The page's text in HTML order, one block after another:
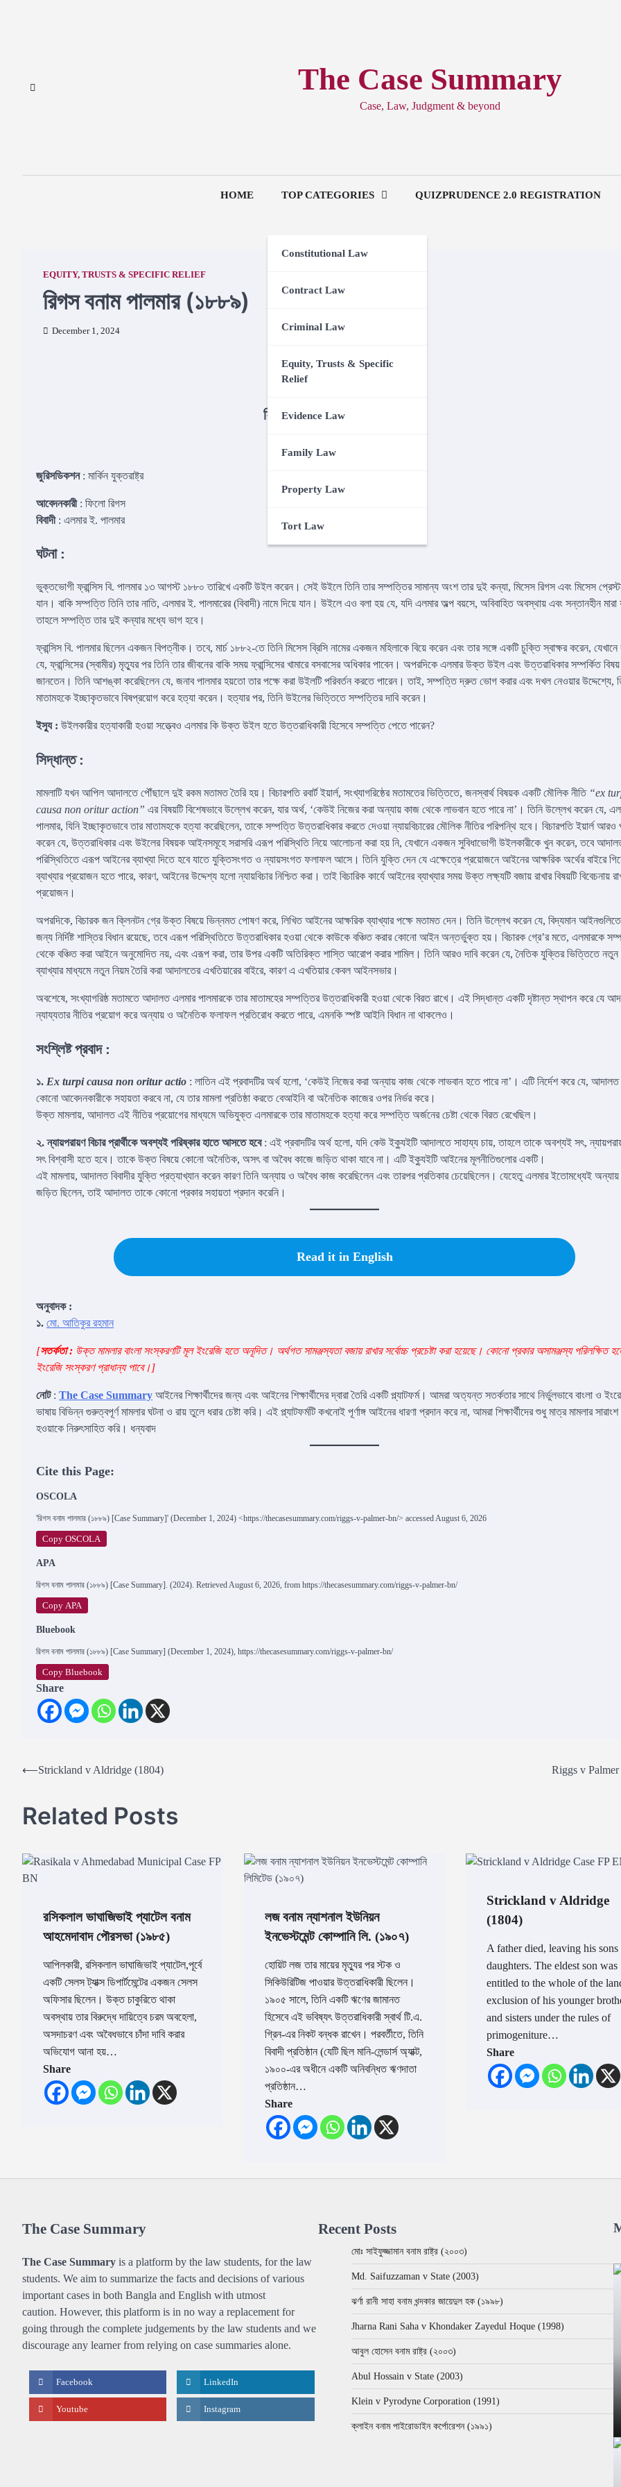
The Case Summary
Case, Law, Judgment & beyond
HOME TOP CATEGORIES
Constitutional Law
Contract Law
Criminal Law
Equity, Trusts & Specific
Relief
Evidence Law
Family Law
Property Law
Tort Law
QUIZPRUDENCE 2.0 REGISTRATION
EQUITY, TRUSTS & SPECIFIC RELIEF
রিগস বনাম পালমার (১৮৮৯)
December 1, 2024
ফিলো রিগসবনামএলমার ই. পালমার
রেফারেন্স :
জুরিসডিকশন: মার্কিন যুক্তরাষ্ট্র
আবেদনকারী: ফিলো রিগস
বিবাদী : এলমার ই. পালমার
ঘটনা :
ভুক্তভোগী ফ্রান্সিস বি. পালমার ১৩ আগস্ট ১৮৮০ তারিখে একটি উইল করেন। সেই উইলে তিনি তার সম্পত্তির সামান্য অংশ তার দুই কন্যা, মিসেস রিগস এবং মিসেস
যান। বাকি সম্পত্তি তিনি তার নাতি, এলমার ই. পালমারের (বিবাদী) নামে দিয়ে যান। উইলে এও বলা হয় যে, যদি এলমার অল্প বয়সে, অবিবাহিত অবস্থায় এবং সন্তানহীন মারা
তাহলে সম্পত্তি তার দুই কন্যার মধ্যে ভাগ হবে।
ফ্রান্সিস বি. পালমার ছিলেন একজন বিপত্নীক। তবে, মার্চ ১৮৮২-তে তিনি মিসেস ব্রিসি নামের একজন মহিলাকে বিয়ে করেন এবং তার সঙ্গে একটি চুক্তি স্বাক্ষর করেন, যেখানে
যে, ফ্রান্সিসের (স্বামীর) মৃত্যুর পর তিনি তার জীবনের বাকি সময় ফ্রান্সিসের খামারে বসবাসের অধিকার পাবেন। অপরদিকে এলমার উক্ত উইল এবং উত্তরাধিকার সম্পর্কিত বিষয়
জানতেন। তিনি আশঙ্কা করেছিলেন যে, জনাব পালমার হয়তো তার পক্ষে করা উইলটি পরিবর্তন করতে পারেন। তাই, সম্পত্তি দ্রুত ভোগ করার এবং দখল নেওয়ার উদ্দেশ্যে,
মাতামহকে ইচ্ছাকৃতভাবে বিষপ্রয়োগ করে হত্যা করেন। হত্যার পর, তিনি উইলের ভিত্তিতে সম্পত্তির দাবি করেন।
ইস্যু : উইলকারীর হত্যাকারী হওয়া সত্ত্বেও এলমার কি উক্ত উইল হতে উত্তরাধিকারী হিসেবে সম্পত্তি পেতে পারেন?
সিদ্ধান্ত :
মামলাটি যখন আপিল আদালতে পৌঁছালে দুই রকম মতামত তৈরি হয়। বিচারপতি রবার্ট ইয়ার্ল, সংখ্যাগরিষ্ঠের মতামতের ভিত্তিতে, জনস্বার্থ বিষয়ক একটি মৌলিক নীতি “ex
causa non oritur action” এর বিষয়টি বিশেষভাবে উল্লেখ করেন, যার অর্থ, ‘কেউই নিজের করা অন্যায় কাজ থেকে লাভবান হতে পারে না’। তিনি উল্লেখ করেন যে,
পালমার, যিনি ইচ্ছাকৃতভাবে তার মাতামহকে হত্যা করেছিলেন, তাকে সম্পত্তি উত্তরাধিকার করতে দেওয়া ন্যায়বিচারের মৌলিক নীতির পরিপন্থি হবে। বিচারপতি ইয়ার্ল আরও
করেন যে, উত্তরাধিকার এবং উইলের বিষয়ক আইনসমূহে সরাসরি এরূপ পরিস্থিতি নিয়ে আলোচনা করা হয় নি, যেখানে একজন সুবিধাভোগী উইলকারীকে খুন করেন, তবে
পরিস্থিতিতে এরূপ আইনের ব্যাখ্যা দিতে হবে যাতে যুক্তিসংগত ও ন্যায়সংগত ফলাফল আসে। তিনি যুক্তি দেন যে এক্ষেত্রে প্রয়োজনে আইনের আক্ষরিক অর্থের বাইরে
ব্যাখ্যার প্রয়োজন হতে পারে, কারণ, আইনের উদ্দেশ্য হলো ন্যায়বিচার নিশ্চিত করা। তাই বিচারিক কার্যে আইনের ব্যাখ্যার সময় উক্ত লক্ষ্যটি বজায় রাখার বিষয়টি বিবেচনায়
প্রয়োজন।
অপরদিকে, বিচারক জন ক্লিনটন গ্রে উক্ত বিষয়ে ভিন্নমত পোষণ করে, লিখিত আইনের আক্ষরিক ব্যাখ্যার পক্ষে মতামত দেন। তিনি উল্লেখ করেন যে, বিদ্যমান
জন্য নির্দিষ্ট শাস্তির বিধান রয়েছে, তবে এরূপ পরিস্থিতিতে উত্তরাধিকার হওয়া থেকে কাউকে বঞ্চিত করার কোনো আইন অন্তর্ভুক্ত হয়। বিচারক গ্রে’র মতে, এলমারকে
থেকে বঞ্চিত করা আইনে অনুমোদিত নয়, এবং এরূপ করা, তার উপর একটি অতিরিক্ত শাস্তি আরোপ করার শামিল। তিনি আরও দাবি করেন যে, নৈতিক যুক্তির ভিত্তিতে
ব্যাখ্যার মাধ্যমে নতুন নিয়ম তৈরি করা আদালতের এখতিয়ারের বাইরে, কারণ এ এখতিয়ার কেবল আইনসভার।
অবশেষে, সংখ্যাগরিষ্ঠ মতামতে আদালত এলমার পালমারকে তার মাতামহের সম্পত্তির উত্তরাধিকারী হওয়া থেকে বিরত রাখে। এই সিদ্ধান্ত একটি দৃষ্টান্ত স্থাপন করে যে
ন্যায্যতার নীতির প্রয়োগ করে অন্যায় ও অনৈতিক ফলাফল প্রতিরোধ করতে পারে, এমনকি স্পষ্ট আইনি বিধান না থাকলেও।
সংশ্লিষ্ট প্রবাদ:
১. Ex turpi causa non oritur actio : লাতিন এই প্রবাদটির অর্থ হলো, ‘কেউই নিজের করা অন্যায় কাজ থেকে লাভবান হতে পারে না’। এটি নির্দেশ করে যে,
কোনো আবেদনকারীকে সহায়তা করবে না, যে তার মামলা প্রতিষ্ঠা করতে বেআইনি বা অনৈতিক কাজের ওপর নির্ভর করে।
উক্ত মামলায়, আদালত এই নীতির প্রয়োগের মাধ্যমে অভিযুক্ত এলমারকে তার মাতামহকে হত্যা করে সম্পত্তি অর্জনের চেষ্টা থেকে বিরত রেখেছিল।
২. ন্যায়পরায়ণ বিচার প্রার্থীকে অবশ্যই পরিষ্কার হাতে আসতে হবে: এই প্রবাদটির অর্থ হলো, যদি কেউ ইক্যুইটি আদালতে সাহায্য চায়, তাহলে তাকে অবশ্যই সৎ,
সৎ বিশ্বাসী হতে হবে। তাকে উক্ত বিষয়ে কোনো অনৈতিক, অসৎ বা অবৈধ কাজে জড়িত থাকা যাবে না। এটি ইক্যুইটি আইনের মূলনীতিগুলোর একটি।
এই মামলায়, আদালত বিবাদীর যুক্তি প্রত্যাখ্যান করেন কারণ তিনি অন্যায় ও অবৈধ কাজ করেছিলেন এবং তারপর প্রতিকার চেয়েছিলেন। যেহেতু এলমার ইতোমধ্যেই
জড়িত ছিলেন, তাই আদালত তাকে কোনো প্রকার সহায়তা প্রদান করেনি।
Read it in English
অনুবাদক :
১. মো. আতিকুর রহমান
[সতর্কতা : উক্ত মামলার বাংলা সংস্করণটি মূল ইংরেজি হতে অনূদিত। অর্থগত সামঞ্জস্যতা বজায় রাখার সর্বোচ্চ প্রচেষ্টা করা হয়েছে। কোনো প্রকার অসামঞ্জস্য পরিলক্ষিত
ইংরেজি সংস্করণ প্রাধান্য পাবে।]
নোট : The Case Summary আইনের শিক্ষার্থীদের জন্য এবং আইনের শিক্ষার্থীদের দ্বারা তৈরি একটি প্ল্যাটফর্ম। আমরা অত্যন্ত সতর্কতার সাথে নির্ভুলভাবে বাংলা ও
ভাষায় বিভিন্ন গুরুত্বপূর্ণ মামলার ঘটনা ও রায় তুলে ধরার চেষ্টা করি। এই প্ল্যাটফর্মটি কখনোই পূর্ণাঙ্গ আইনের ধারণা প্রদান করে না, আমরা শিক্ষার্থীদের শুধু মাত্র মামলার সারাংশ
হওয়াকে নিরুৎসাহিত করি। ধন্যবাদ
Cite this Page:
OSCOLA
'রিগস বনাম পালমার (১৮৮৯) [Case Summary]' (December 1, 2024) <https://thecasesummary.com/riggs-v-palmer-bn/> accessed August 6, 2026
Copy OSCOLA
APA
রিগস বনাম পালমার (১৮৮৯) [Case Summary]. (2024). Retrieved August 6, 2026, from https://thecasesummary.com/riggs-v-palmer-bn/
Copy APA
Bluebook
রিগস বনাম পালমার (১৮৮৯) [Case Summary] (December 1, 2024), https://thecasesummary.com/riggs-v-palmer-bn/
Copy Bluebook
Share
Post
⟵Strickland v Aldridge (1804) Riggs v
Related Posts
রসিকলাল ভাঘাজিভাই প্যাটেল বনাম
আহমেদাবাদ পৌরসভা (১৯৮৫)
আপিলকারী, রসিকলাল ভাঘাজিভাই প্যাটেল,পূর্বে
একটি সেলস ট্যাক্স ডিপার্টমেন্টের একজন সেলস
অফিসার ছিলেন। উক্ত চাকুরিতে থাকা
অবস্থায় তার বিরুদ্ধে দায়িত্বে চরম অবহেলা,
অসদাচরণ এবং অবৈধভাবে চাঁদা দাবি করার
অভিযোগ আনা হয়…
Share
লজ বনাম ন্যাশনাল ইউনিয়ন
ইনভেস্টমেন্ট কোম্পানি লি. (১৯০৭)
হোয়িট লজ তার মায়ের মৃত্যুর পর স্টক ও
সিকিউরিটিজ পাওয়ার উত্তরাধিকারী ছিলেন।
১৯০৫ সালে, তিনি একটি ঋণের জামানত
হিসেবে এই ভবিষ্যৎ উত্তরাধিকারী স্বার্থ টি.এ.
গ্রিন-এর নিকট বন্ধক রাখেন। পরবর্তীতে, তিনি
বিবাদী প্রতিষ্ঠান (যেটি ছিল মানি-লেন্ডার্স অ্যাক্ট,
১৯০০-এর অধীনে একটি অনিবন্ধিত ঋণদাতা
প্রতিষ্ঠান…
Share
Strickland v Aldridge
(1804)
A father died, leaving his sons
daughters. The eldest son was
entitled to the whole of the
exclusion of his younger
and sisters under the rules of
primogeniture…
Share
The Case Summary
The Case Summary is a platform by the law students, for the law
students. We aim to summarize the facts and decisions of various
important cases in both Bangla and English with utmost
caution. However, this platform is in no way a replacement for
going through the complete judgements by the law students and we
discourage any learner from relying on case summaries alone.
Facebook LinkedIn
Youtube Instagram
Recent Posts
মোঃ সাইফুজ্জামান বনাম রাষ্ট্র (২০০৩)
Md. Saifuzzaman v State (2003)
ঝর্ণা রানী সাহা বনাম খন্দকার জায়েদুল হক (১৯৯৮)
Jharna Rani Saha v Khondaker Zayedul Hoque (1998)
আবুল হোসেন বনাম রাষ্ট্র (২০০৩)
Abul Hossain v State (2003)
Klein v Pyrodyne Corporation (1991)
ক্লাইন বনাম পাইরোডাইন কর্পোরেশন (১৯৯১)